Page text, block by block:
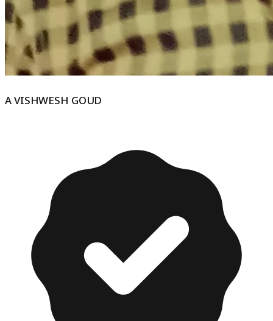
A VISHWESH GOUD